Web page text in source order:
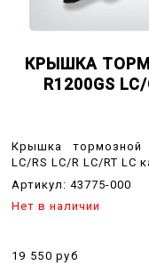
КРЫШКА
R1200GS
Крышка тормозной
LC/RS LC/R LC/RT LC
Артикул: 43775-000
Нет в наличии
19 550 руб